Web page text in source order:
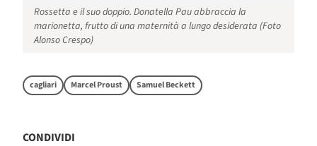
Rossetta e il suo doppio. Donatella Pau abbraccia la
marionetta, frutto di una maternità a lungo desiderata (Foto
Alonso Crespo)
cagliari Marcel Proust Samuel Beckett
CONDIVIDI